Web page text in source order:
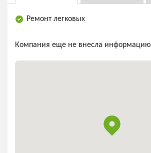
Ремонт легковых
Компания еще не внесла информацию